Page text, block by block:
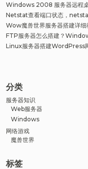
Windows 2008 服务器远程桌
Netstat查看端口状态，
Wow魔兽世界服务器搭建详细
FTP服务器怎么搭建？
Linux服务器搭建WordPress
分类
服务器知识
Web服务器
Windows
网络游戏
魔兽世界
标签